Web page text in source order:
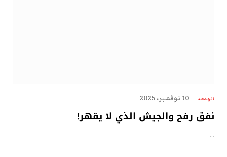
الهدهد 10 نوفمبر، 2025
نفق رفح والجيش الذي لا يقهر!
…